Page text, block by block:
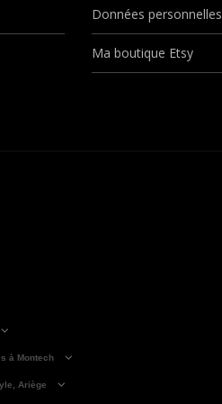
Données personnelles
Ma boutique Etsy
à Montech
Ariège